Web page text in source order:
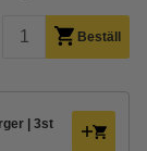
Beställ
| 3st